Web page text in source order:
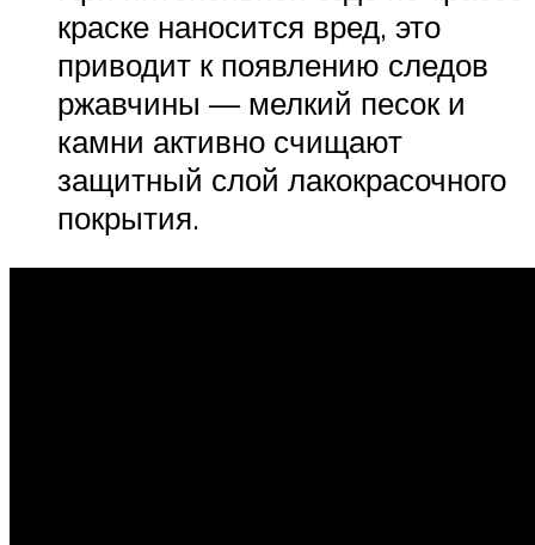
краске наносится вред, это
приводит к появлению следов
ржавчины — мелкий песок и
камни активно счищают
защитный слой лакокрасочного
покрытия.